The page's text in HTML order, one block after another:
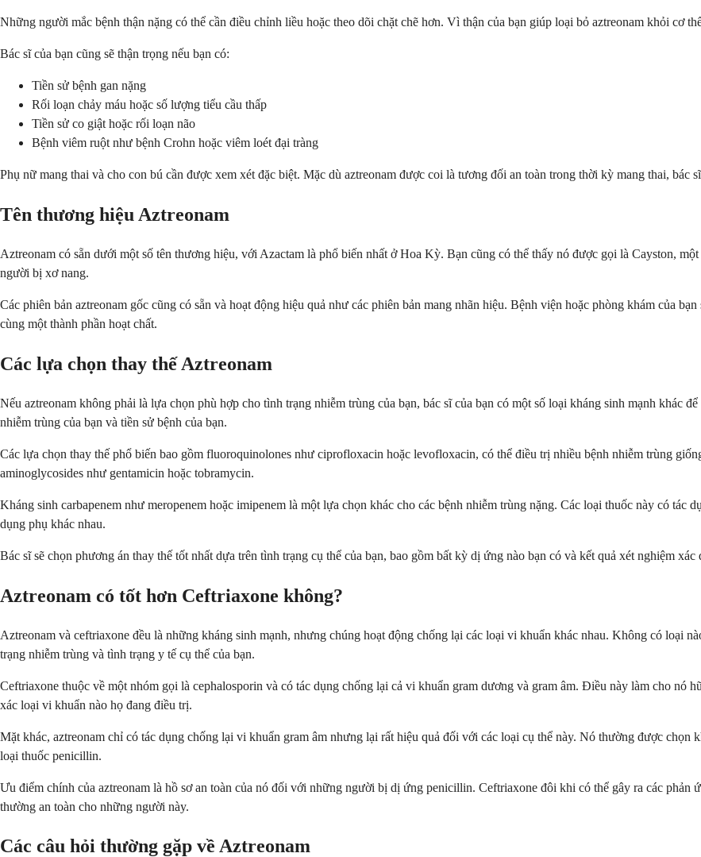
Những người mắc bệnh thận nặng có thể cần điều chỉnh liều hoặc theo dõi chặt chẽ hơn. Vì thận của bạn giúp loại bỏ aztreonam khỏi cơ
Bác sĩ của bạn cũng sẽ thận trọng nếu bạn có:
Tiền sử bệnh gan nặng
Rối loạn chảy máu hoặc số lượng tiểu cầu thấp
Tiền sử co giật hoặc rối loạn não
Bệnh viêm ruột như bệnh Crohn hoặc viêm loét đại tràng
Phụ nữ mang thai và cho con bú cần được xem xét đặc biệt. Mặc dù aztreonam được coi là tương đối an toàn trong thời kỳ mang thai, bác
Tên thương hiệu Aztreonam
Aztreonam có sẵn dưới một số tên thương hiệu, với Azactam là phổ biến nhất ở Hoa Kỳ. Bạn cũng có thể thấy nó được gọi là Cayston,
người bị xơ nang.
Các phiên bản aztreonam gốc cũng có sẵn và hoạt động hiệu quả như các phiên bản mang nhãn hiệu. Bệnh viện hoặc phòng khám của
cùng một thành phần hoạt chất.
Các lựa chọn thay thế Aztreonam
Nếu aztreonam không phải là lựa chọn phù hợp cho tình trạng nhiễm trùng của bạn, bác sĩ của bạn có một số loại kháng sinh mạnh khác
nhiễm trùng của bạn và tiền sử bệnh của bạn.
Các lựa chọn thay thế phổ biến bao gồm fluoroquinolones như ciprofloxacin hoặc levofloxacin, có thể điều trị nhiều bệnh nhiễm trùng
aminoglycosides như gentamicin hoặc tobramycin.
Kháng sinh carbapenem như meropenem hoặc imipenem là một lựa chọn khác cho các bệnh nhiễm trùng nặng. Các loại thuốc này có tác
dụng phụ khác nhau.
Bác sĩ sẽ chọn phương án thay thế tốt nhất dựa trên tình trạng cụ thể của bạn, bao gồm bất kỳ dị ứng nào bạn có và kết quả xét nghiệm
Aztreonam có tốt hơn Ceftriaxone không?
Aztreonam và ceftriaxone đều là những kháng sinh mạnh, nhưng chúng hoạt động chống lại các loại vi khuẩn khác nhau. Không có loại
trạng nhiễm trùng và tình trạng y tế cụ thể của bạn.
Ceftriaxone thuộc về một nhóm gọi là cephalosporin và có tác dụng chống lại cả vi khuẩn gram dương và gram âm. Điều này làm cho nó
xác loại vi khuẩn nào họ đang điều trị.
Mặt khác, aztreonam chỉ có tác dụng chống lại vi khuẩn gram âm nhưng lại rất hiệu quả đối với các loại cụ thể này. Nó thường được
loại thuốc penicillin.
Ưu điểm chính của aztreonam là hồ sơ an toàn của nó đối với những người bị dị ứng penicillin. Ceftriaxone đôi khi có thể gây ra các
thường an toàn cho những người này.
Các câu hỏi thường gặp về Aztreonam